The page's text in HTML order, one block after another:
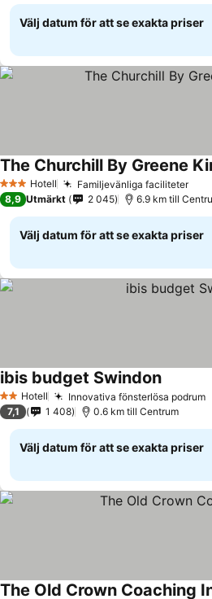
Välj datum för att se exakta priser
3 StjärnorHotell Familjevänliga faciliteterSe
The Churchill By Greene
8,9 Utmärkt 2 045 6.9 km till
Välj datum för att se exakta priser
2 Stjärnor
Hotell Innovativa fönsterlösa podrum
ibis budget SwindonSe priser
7,1 1 408 0.6 km till Centrum
Välj datum för att se exakta priser
The Old Crown Coaching